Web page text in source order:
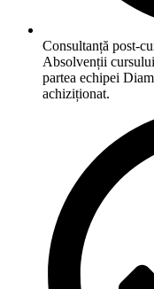
Consultanță post-
Absolvenții
partea echipei
achiziționat.